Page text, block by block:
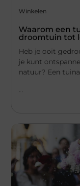
Winkelen
Waarom een
droomtuin tot
Heb je ooit
je kunt
natuur? Een
...